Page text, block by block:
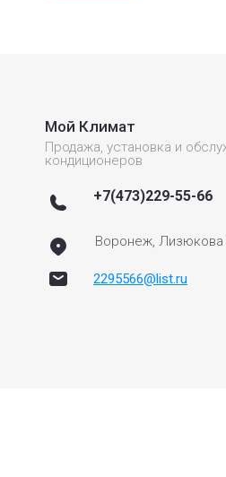
Мой Климат
Продажа, установка и
кондиционеров
+7(473)229-55-66
Воронеж, Лизюкова
2295566@list.ru